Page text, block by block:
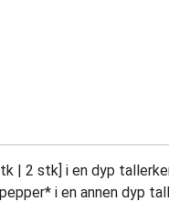
| 2 stk] i en dyp
i en annen dyp